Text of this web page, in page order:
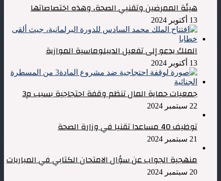
هيئة الممرضين وتقنيي الصحة، وهذه اختصاصاتها
13 أكتوبر 2024
الملك يدعو إلى تفعيل الديبلوماسية الموازية
13 أكتوبر 2024
جمعيات حماية المال تنظم وقفة احتجاجية بسبب م3
22 سبتمبر 2024
توظيف 40 مساعدا تقنيا في وزارة الصحة
21 سبتمبر 2024
منهجية الجواب عن سؤال الامتحان الكتابي في المباريات
20 سبتمبر 2024